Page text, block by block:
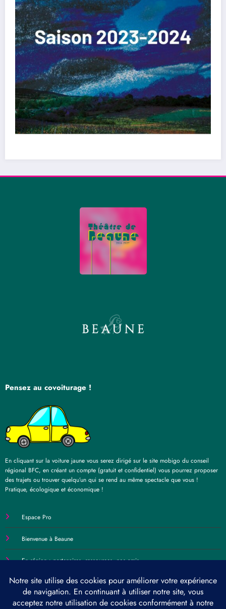
Pensez au covoiturage !
En cliquant sur la voiture jaune vous serez dirigé sur le site mobigo du conseil
régional BFC, en créant un compte (gratuit et confidentiel) vous pourrez proposer
des trajets ou trouver quelqu’un qui se rend au même spectacle que vous !
Pratique, écologique et économique !
Espace Pro
Bienvenue à Beaune
En région : partenaires, ressources, nos amis…
Contact
Politique de confidentialité